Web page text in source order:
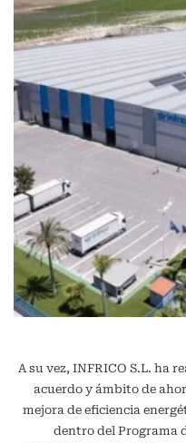
A su vez, INFRICO S.L. ha
acuerdo y ámbito de
mejora de eficiencia
dentro del Programa